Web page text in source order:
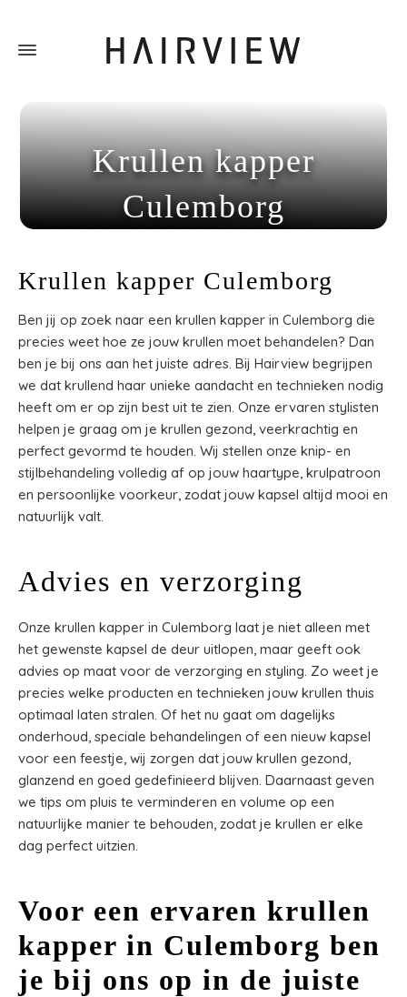
Krullen kapper
Culemborg
Krullen kapper Culemborg
Ben jij op zoek naar een krullen kapper in Culemborg die
precies weet hoe ze jouw krullen moet behandelen? Dan
ben je bij ons aan het juiste adres. Bij Hairview begrijpen
we dat krullend haar unieke aandacht en technieken nodig
heeft om er op zijn best uit te zien. Onze ervaren stylisten
helpen je graag om je krullen gezond, veerkrachtig en
perfect gevormd te houden. Wij stellen onze knip- en
stijlbehandeling volledig af op jouw haartype, krulpatroon
en persoonlijke voorkeur, zodat jouw kapsel altijd mooi en
natuurlijk valt.
Advies en verzorging
Onze krullen kapper in Culemborg laat je niet alleen met
het gewenste kapsel de deur uitlopen, maar geeft ook
advies op maat voor de verzorging en styling. Zo weet je
precies welke producten en technieken jouw krullen thuis
optimaal laten stralen. Of het nu gaat om dagelijks
onderhoud, speciale behandelingen of een nieuw kapsel
voor een feestje, wij zorgen dat jouw krullen gezond,
glanzend en goed gedefinieerd blijven. Daarnaast geven
we tips om pluis te verminderen en volume op een
natuurlijke manier te behouden, zodat je krullen er elke
dag perfect uitzien.
Voor een ervaren krullen
kapper in Culemborg ben
je bij ons op in de juiste